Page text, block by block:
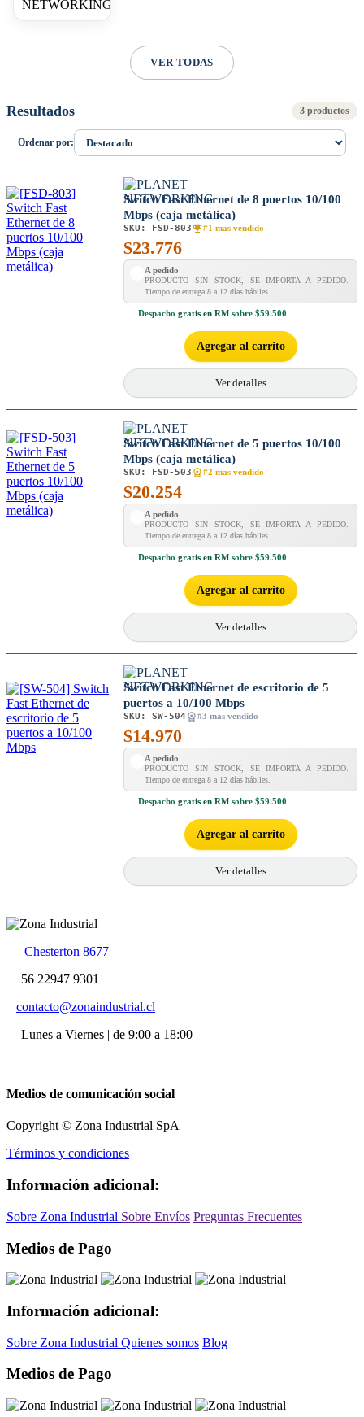
VER TODAS
Resultados 3 productos
Ordenar por:
Switch Fast Ethernet de 8 puertos 10/100
Mbps (caja metálica)
SKU: FSD-803 #1 mas vendido
$23.776
A pedido
PRODUCTO SIN STOCK, SE IMPORTA A PEDIDO.
Tiempo de entrega 8 a 12 días hábiles.
Despacho gratis en RM sobre $59.500
Agregar al carrito
Ver detalles
Switch Fast Ethernet de 5 puertos 10/100
Mbps (caja metálica)
SKU: FSD-503 #2 mas vendido
$20.254
A pedido
PRODUCTO SIN STOCK, SE IMPORTA A PEDIDO.
Tiempo de entrega 8 a 12 días hábiles.
Despacho gratis en RM sobre $59.500
Agregar al carrito
Ver detalles
Switch Fast Ethernet de escritorio de 5
puertos a 10/100 Mbps
SKU: SW-504 #3 mas vendido
$14.970
A pedido
PRODUCTO SIN STOCK, SE IMPORTA A PEDIDO.
Tiempo de entrega 8 a 12 días hábiles.
Despacho gratis en RM sobre $59.500
Agregar al carrito
Ver detalles
Chesterton 8677
56 22947 9301
contacto@zonaindustrial.cl
Lunes a Viernes | de 9:00 a 18:00
Medios de comunicación social
Copyright © Zona Industrial SpA
Términos y condiciones
Información adicional:
Sobre Zona Industrial Sobre Envíos Preguntas Frecuentes
Medios de Pago
Información adicional:
Sobre Zona Industrial Quienes somos Blog
Medios de Pago